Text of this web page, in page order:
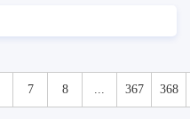
7 8 367 368